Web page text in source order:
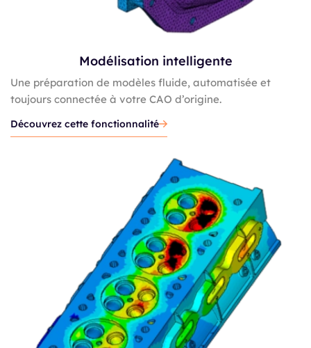
Modélisation intelligente
Une préparation de modèles fluide, automatisée et
toujours connectée à votre CAO d’origine.
Découvrez cette fonctionnalité